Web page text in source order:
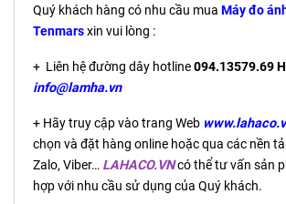
Quý khách hàng có nhu cầu mua Máy đo
Tenmarsxin vui lòng :
+ Liên hệ đường dây hotline094.13579.69
info@lamha.vn
+ Hãy truy cập vào trang Web
chọn và đặt hàng online hoặc qua các nền
Zalo, Viber… LAHACO.VNcó thể tư vấn sản
hợp với nhu cầu sử dụng của Quý khách.